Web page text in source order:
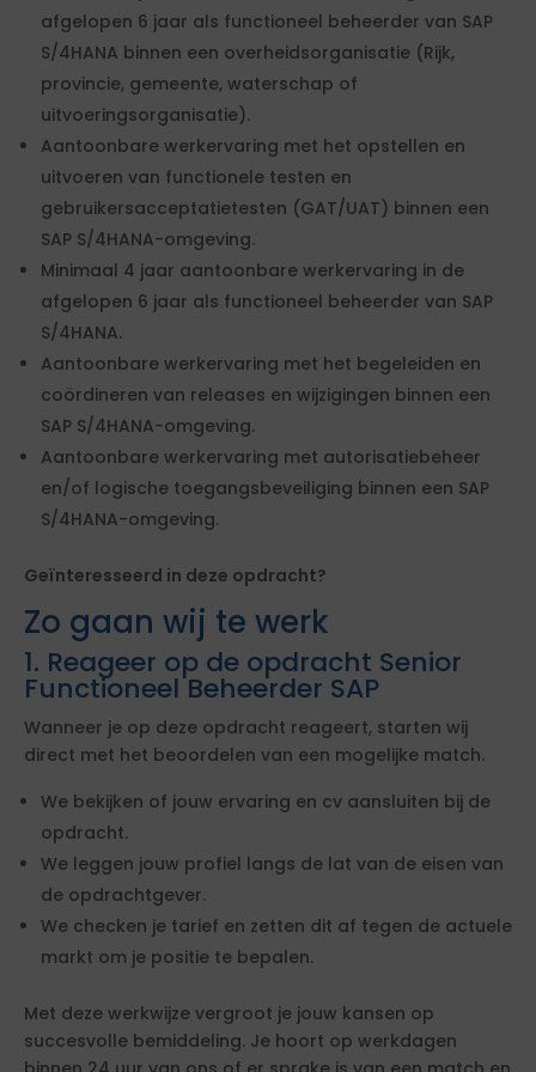
afgelopen 6 jaar als functioneel beheerder van SAP
S/4HANA binnen een overheidsorganisatie (Rijk,
provincie, gemeente, waterschap of
uitvoeringsorganisatie).
Aantoonbare werkervaring met het opstellen en
uitvoeren van functionele testen en
gebruikersacceptatietesten (GAT/UAT) binnen een
SAP S/4HANA-omgeving.
Minimaal 4 jaar aantoonbare werkervaring in de
afgelopen 6 jaar als functioneel beheerder van SAP
S/4HANA.
Aantoonbare werkervaring met het begeleiden en
coördineren van releases en wijzigingen binnen een
SAP S/4HANA-omgeving.
Aantoonbare werkervaring met autorisatiebeheer
en/of logische toegangsbeveiliging binnen een SAP
S/4HANA-omgeving.
Geïnteresseerd in deze opdracht?
Zo gaan wij te werk
1. Reageer op de opdracht Senior
Functioneel Beheerder SAP
Wanneer je op deze opdracht reageert, starten wij
direct met het beoordelen van een mogelijke match.
We bekijken of jouw ervaring en cv aansluiten bij de
opdracht.
We leggen jouw profiel langs de lat van de eisen van
de opdrachtgever.
We checken je tarief en zetten dit af tegen de actuele
markt om je positie te bepalen.
Met deze werkwijze vergroot je jouw kansen op
succesvolle bemiddeling. Je hoort op werkdagen